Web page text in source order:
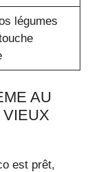
légumes
AU
est prêt,